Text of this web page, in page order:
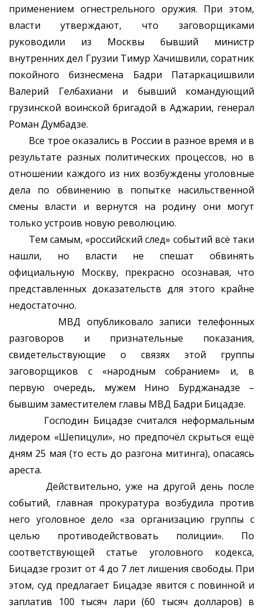
применением огнестрельного оружия. При этом,
власти утверждают, что заговорщиками
руководили из Москвы бывший министр
внутренних дел Грузии Тимур Хачишвили, соратник
покойного бизнесмена Бадри Патаркацишвили
Валерий Гелбахиани и бывший командующий
грузинской воинской бригадой в Аджарии, генерал
Роман Думбадзе.
Все трое оказались в России в разное время и в
результате разных политических процессов, но в
отношении каждого из них возбуждены уголовные
дела по обвинению в попытке насильственной
смены власти и вернутся на родину они могут
только устроив новую революцию.
Тем самым, «российский след» событий всё таки
нашли, но власти не спешат обвинять
официальную Москву, прекрасно осознавая, что
представленных доказательств для этого крайне
недостаточно.
МВД опубликовало записи телефонных
разговоров и признательные показания,
свидетельствующие о связях этой группы
заговорщиков с «народным собранием» и, в
первую очередь, мужем Нино Бурджанадзе –
бывшим заместителем главы МВД Бадри Бицадзе.
Господин Бицадзе считался неформальным
лидером «Шепицули», но предпочёл скрыться ещё
дням 25 мая (то есть до разгона митинга), опасаясь
ареста.
Действительно, уже на другой день после
событий, главная прокуратура возбудила против
него уголовное дело «за организацию группы с
целью противодействовать полиции». По
соответствующей статье уголовного кодекса,
Бицадзе грозит от 4 до 7 лет лишения свободы. При
этом, суд предлагает Бицадзе явится с повинной и
заплатив 100 тысяч лари (60 тысяч долларов) в